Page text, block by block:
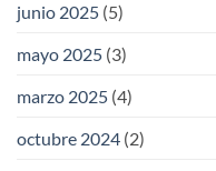
junio 2025 (5)
mayo 2025 (3)
marzo 2025 (4)
octubre 2024 (2)